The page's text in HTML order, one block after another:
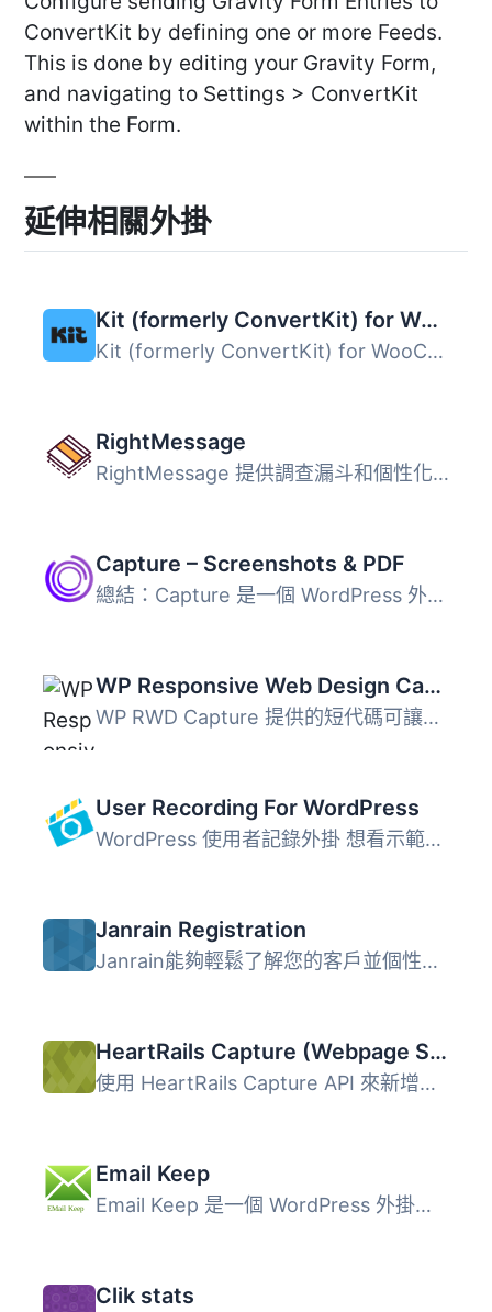
ConvertKit by defining one or more Feeds.
This is done by editing your Gravity Form,
and navigating to Settings > ConvertKit
within the Form.
延伸相關外掛
Kit (formerly ConvertKit) for WooCommerce
Kit (formerly ConvertKit) for WooCommerce 外掛能夠輕鬆捕...
RightMessage
RightMessage 提供調查漏斗和個性化呼籲到行動 (CTA)，協助線...
Capture – Screenshots & PDF
總結：Capture 是一個 WordPress 外掛，可使用 Capture API ...
WP Responsive Web Design Capture
WP RWD Capture 提供的短代碼可讓您在文章中插入擷取的圖片。...
User Recording For WordPress
WordPress 使用者記錄外掛 想看示範嗎？請前往這裡 這款外...
Janrain Registration
Janrain能夠輕鬆了解您的客戶並個性化每一次互動。我們的客戶...
HeartRails Capture (Webpage Screenshot)
使用 HeartRails Capture API 來新增網站截圖。這是非官方的 ...
Email Keep
Email Keep 是一個 WordPress 外掛，它可以保留網站發送的任...
Clik stats